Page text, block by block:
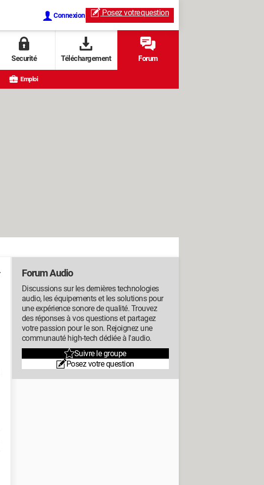
Connexion Posez votrequestion
Securité Téléchargement Forum
Emploi
Forum Audio
Discussions sur les dernières technologies
audio, les équipements et les solutions pour
une expérience sonore de qualité. Trouvez
des réponses à vos questions et partagez
votre passion pour le son. Rejoignez une
communauté high-tech dédiée à l'audio.
Suivre le groupe
Posez votre question